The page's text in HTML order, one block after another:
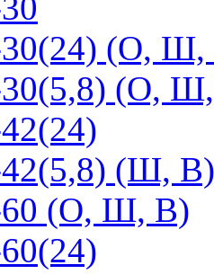
(О,
(О,
(Ш, В)
(О, Ш, В)